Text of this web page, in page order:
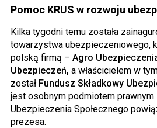
Pomoc KRUS w rozwoju
Kilka tygodni temu została
towarzystwa ubezpieczeniowego,
polską firmą – Agro
Ubezpieczeń, a właścicielem w
został Fundusz Składkowy
jest osobnym podmiotem
Ubezpieczenia Społecznego
prezesa.